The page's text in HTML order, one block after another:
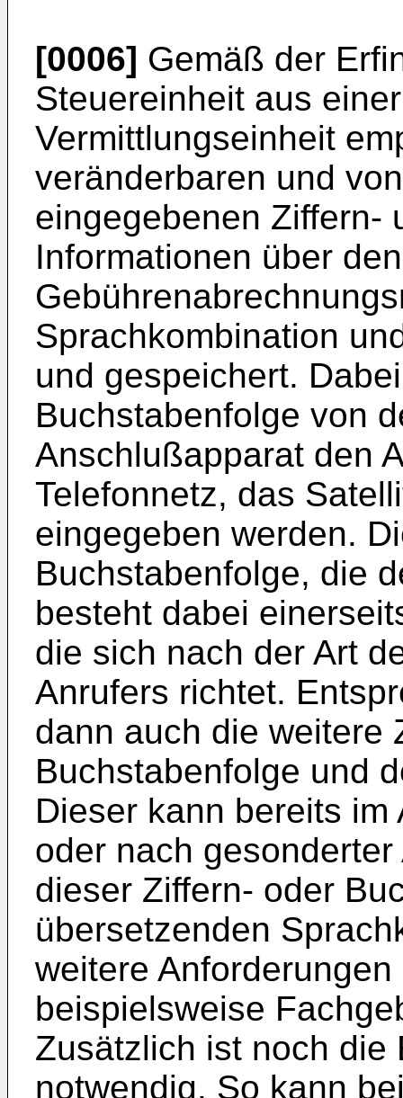
[0006] Gemäß der
Steuereinheit aus
Vermittlungseinheit
veränderbaren und
eingegebenen Ziffern-
Informationen über den
Sprachkombination
und gespeichert.
Buchstabenfolge von
Anschlußapparat den
Telefonnetz, das
eingegeben werden.
Buchstabenfolge, die
besteht dabei
die sich nach der Art
Anrufers richtet.
dann auch die weitere
Buchstabenfolge und
Dieser kann bereits
oder nach
dieser Ziffern- oder
übersetzenden
weitere
beispielsweise
Zusätzlich ist noch die
notwendig. So kann